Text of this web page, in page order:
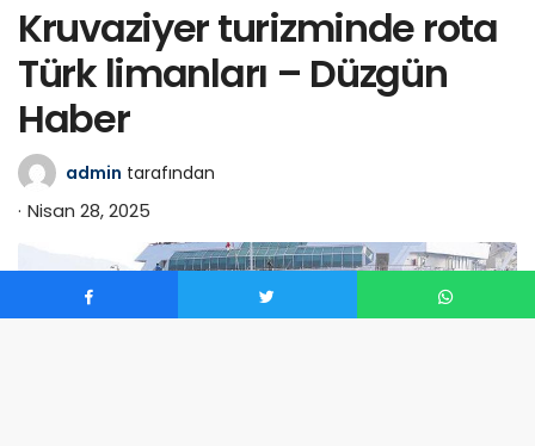
Kruvaziyer turizminde rota
Türk limanları – Düzgün
Haber
admin tarafından
Nisan 28, 2025